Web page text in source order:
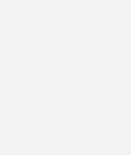
Gebäude
145 000 Wohnungen
Und 600 Mio. Euro an